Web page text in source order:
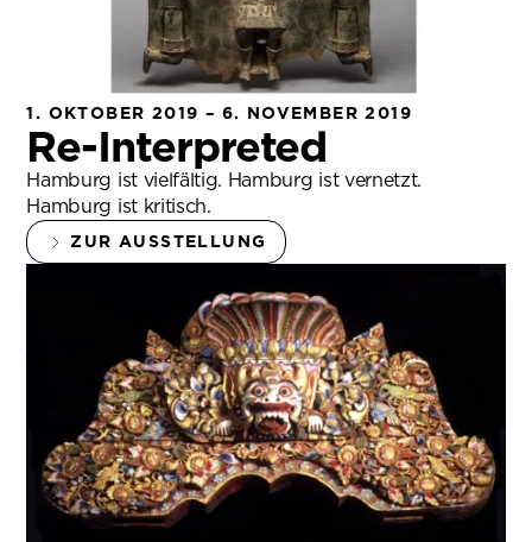
1. OKTOBER 2019 – 6. NOVEMBER 2019
Re-Interpreted
Hamburg ist vielfältig. Hamburg ist vernetzt.
Hamburg ist kritisch.
ZUR AUSSTELLUNG